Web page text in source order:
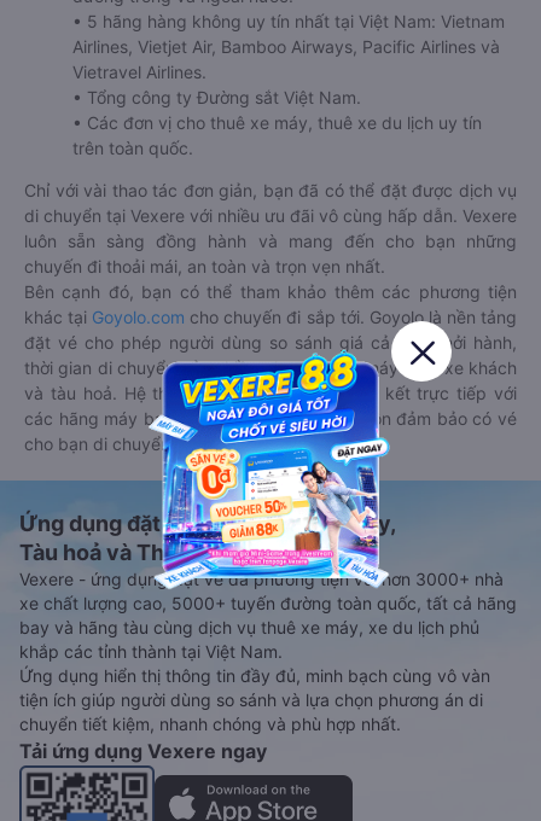
• 5 hãng hàng không uy tín nhất tại Việt Nam: Vietnam
Airlines, Vietjet Air, Bamboo Airways, Pacific Airlines và
Vietravel Airlines.
• Tổng công ty Đường sắt Việt Nam.
• Các đơn vị cho thuê xe máy, thuê xe du lịch uy tín
trên toàn quốc.
Chỉ với vài thao tác đơn giản, bạn đã có thể đặt được dịch vụ
di chuyển tại Vexere với nhiều ưu đãi vô cùng hấp dẫn. Vexere
luôn sẵn sàng đồng hành và mang đến cho bạn những
chuyến đi thoải mái, an toàn và trọn vẹn nhất.
Bên cạnh đó, bạn có thể tham khảo thêm các phương tiện
khác tại Goyolo.com cho chuyến đi sắp tới. Goyolo là nền tảng
đặt vé cho phép người dùng so sánh giá cả, giờ khởi hành,
thời gian di chuyển của nhiều phương tiện máy bay, xe khách
và tàu hoả. Hệ thống của Goyolo được liên kết trực tiếp với
các hãng máy bay, xe khách và tàu hoả, luôn đảm bảo có vé
cho bạn di chuyển.
Ứng dụng đặt vé Xe khách, Máy bay,
Tàu hoả và Thuê xe
Vexere - ứng dụng đặt vé đa phương tiện với hơn 3000+ nhà
xe chất lượng cao, 5000+ tuyến đường toàn quốc, tất cả hãng
bay và hãng tàu cùng dịch vụ thuê xe máy, xe du lịch phủ
khắp các tỉnh thành tại Việt Nam.
Ứng dụng hiển thị thông tin đầy đủ, minh bạch cùng vô vàn
tiện ích giúp người dùng so sánh và lựa chọn phương án di
chuyển tiết kiệm, nhanh chóng và phù hợp nhất.
Tải ứng dụng Vexere ngay